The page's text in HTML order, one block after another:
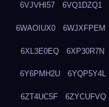
6VJVHI57 6VQ1DZQ1
6WAOIUX0 6WJXFPEM
6XL3E0EQ 6XP30R7N
6Y6PMH2U 6YQP5Y4L
6ZT4UC5F 6ZYCUFVQ